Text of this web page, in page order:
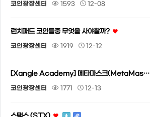
코인광장센터 1593 12-08
런치패드 코인들중 무엇을 사야할까?
코인광장센터 1919 12-12
[Xangle Academy] 메타마스크(MetaMas…
코인광장센터 1771 12-13